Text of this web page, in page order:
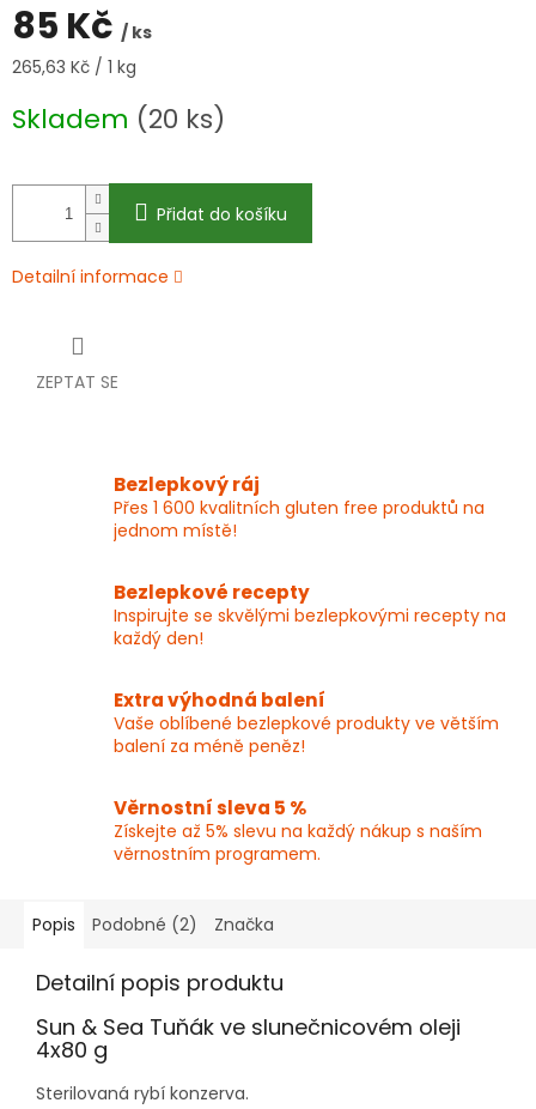
85 Kč / ks
Měrná
265,63 Kč / 1 kg
Skladem (20 ks)
Přidat do košíku
Detailní informace
ZEPTAT SE
Bezlepkový ráj
Přes 1 600 kvalitních gluten free produktů na
jednom místě!
Bezlepkové recepty
Inspirujte se skvělými bezlepkovými recepty na
každý den!
Extra výhodná balení
Vaše oblíbené bezlepkové produkty ve větším
balení za méně peněz!
Věrnostní sleva 5 %
Získejte až 5% slevu na každý nákup s naším
věrnostním programem.
Popis Podobné (2) Značka
Detailní popis produktu
Sun & Sea Tuňák ve slunečnicovém oleji
4x80 g
Sterilovaná rybí konzerva.